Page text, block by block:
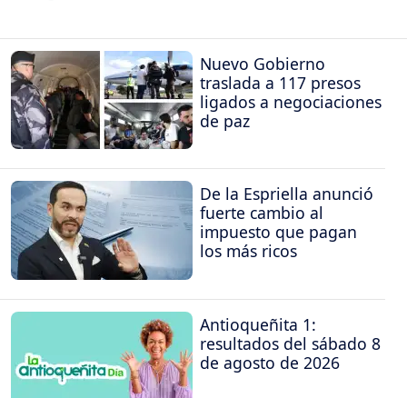
Nuevo Gobierno
traslada a 117 presos
ligados a negociaciones
de paz
De la Espriella anunció
fuerte cambio al
impuesto que pagan
los más ricos
Antioqueñita 1:
resultados del sábado 8
de agosto de 2026